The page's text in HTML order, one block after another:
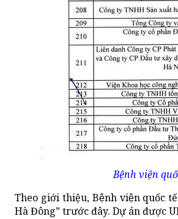
Bệnh viện
Theo giới thiệu, Bệnh viện quốc
Hà Đông”trước đây. Dự ánđược